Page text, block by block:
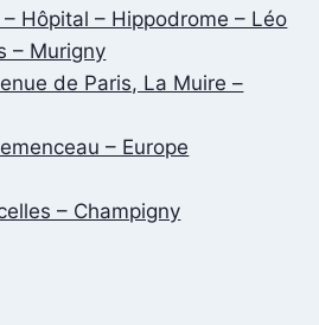
Hôpital – Hippodrome – Léo
– Murigny
de Paris, La Muire –
– Europe
– Champigny